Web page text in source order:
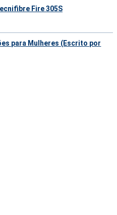
Fire 305S
para Mulheres (Escrito por